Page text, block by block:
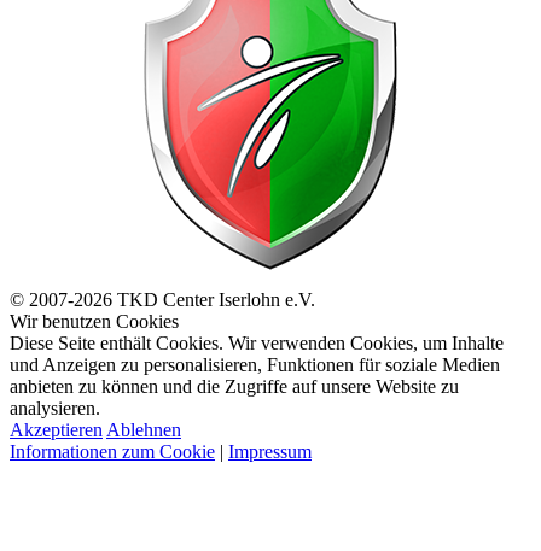
© 2007-2026 TKD Center Iserlohn e.V.
Wir benutzen Cookies
Diese Seite enthält Cookies. Wir verwenden Cookies, um Inhalte
und Anzeigen zu personalisieren, Funktionen für soziale Medien
anbieten zu können und die Zugriffe auf unsere Website zu
analysieren.
Akzeptieren Ablehnen
Informationen zum Cookie | Impressum